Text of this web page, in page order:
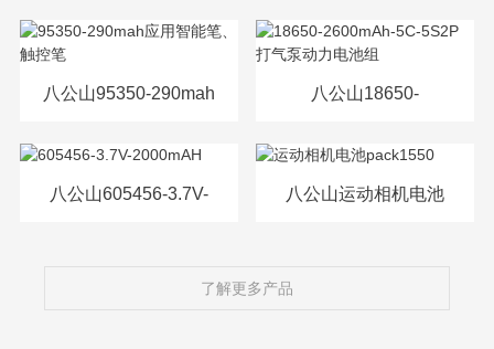
八公山95350-290mah 八公山18650-
气泵动力电池组
八公山605456-3.7V- 八公山运动相机电池
了解更多产品